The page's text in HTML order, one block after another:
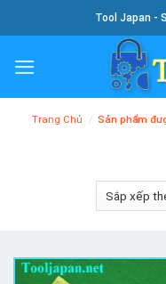
To
Content
Tool Japan -
Trang Chủ / Sản phẩm